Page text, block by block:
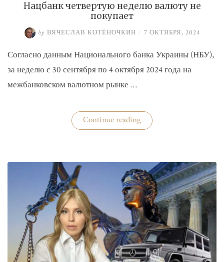
Нацбанк четвертую неделю валюту не
покупает
by ВЯЧЕСЛАВ КОТЁНОЧКИН / 7 ОКТЯБРЯ, 2024
Согласно данным Национального банка Украины (НБУ),
за неделю с 30 сентября по 4 октября 2024 года на
межбанковском валютном рынке …
Continue reading«Нацбанк
четвертую
покупает»